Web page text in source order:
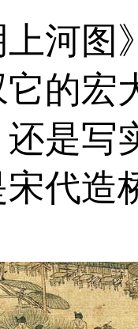
河图
的宏
是写
代造